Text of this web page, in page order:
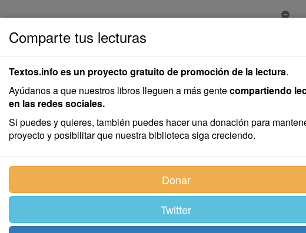
Comparte tus lecturas
Textos.info es un proyecto gratuito de promoción de la lectura.
Ayúdanos a que nuestros libros lleguen a más gentecompartiendo
en las redes sociales.
Si puedes y quieres, también puedes hacer una donación para
proyecto y posibilitar que nuestra biblioteca siga creciendo.
Donar
Twitter